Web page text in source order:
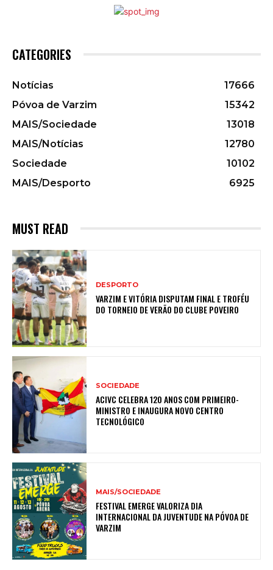
CATEGORIES
Notícias
17666
Póvoa de Varzim
15342
MAIS/Sociedade
13018
MAIS/Notícias
12780
Sociedade
10102
MAIS/Desporto
6925
MUST READ
DESPORTO
VARZIM E VITÓRIA DISPUTAM FINAL E TROFÉU
DO TORNEIO DE VERÃO DO CLUBE POVEIRO
SOCIEDADE
ACIVC CELEBRA 120 ANOS COM PRIMEIRO-
MINISTRO E INAUGURA NOVO CENTRO
TECNOLÓGICO
MAIS/SOCIEDADE
FESTIVAL EMERGE VALORIZA DIA
INTERNACIONAL DA JUVENTUDE NA PÓVOA DE
VARZIM